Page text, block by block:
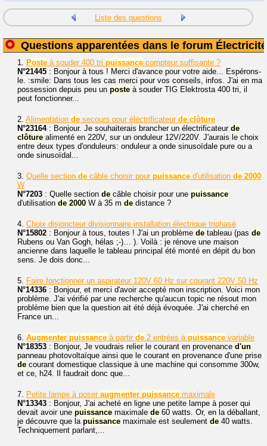
Liste des questions
Questions apparentées dans le forum Électricité
1. Poste à souder 400 tri puissance compteur suffisante ?
N°21445 : Bonjour à tous ! Merci d'avance pour votre aide... Espérons-
le. :smile: Dans tous les cas merci pour vos conseils, infos. J'ai en ma
possession depuis peu un poste à souder TIG Elektrosta 400 tri, il
peut fonctionner...
2. Alimentation de secours pour éléctrificateur de clôture
N°23164: Bonjour. Je souhaiterais brancher un électrificateur de
clôture alimenté en 220V, sur un onduleur 12V/220V. J'aurais le choix
entre deux types d'onduleurs: onduleur a onde sinusoïdale pure ou a
onde sinusoïdal...
3. Quelle section de câble choisir pour puissance d'utilisation de 2000
W
N°7203 : Quelle section de câble choisir pour une puissance
d'utilisation de 2000 W à 35 m de distance ?
4. Choix disjoncteur divisionnaire installation électrique triphasé
N°15802 : Bonjour à tous, toutes ! J'ai un problème de tableau (pas de
Rubens ou Van Gogh, hélas ;-)… ). Voilà : je rénove une maison
ancienne dans laquelle le tableau principal été monté en dépit du bon
sens. Je dois donc...
5. Faire fonctionner un aspirateur 120V 60 Hz sur courant 220V 50 Hz
N°14336 : Bonjour, et merci d'avoir accepté mon inscription. Voici mon
problème. J'ai vérifié par une recherche qu'aucun topic ne résout mon
problème bien que la question ait été déjà évoquée. J'ai cherché en
France un...
6. Augmenter puissance à partir de 2 entrées à puissance variable
N°18353 : Bonjour, Je voudrais relier le courant en provenance d'un
panneau photovoltaïque ainsi que le courant en provenance d'une prise
de courant domestique classique à une machine qui consomme 300w,
et ce, h24. Il faudrait donc que...
7. Petite lampe à poser augmenter puissance maximale
N°13343 : Bonjour, J'ai acheté en ligne une petite lampe à poser qui
devait avoir une puissance maximale de 60 watts. Or, en la déballant,
je découvre que la puissance maximale est seulement de 40 watts.
Techniquement parlant,...